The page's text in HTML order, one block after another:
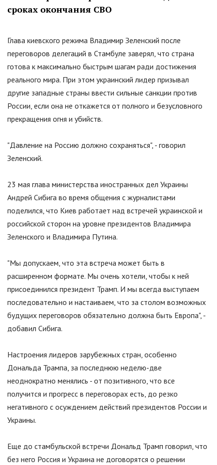
сроках окончания СВО
Глава киевского режима Владимир Зеленский после
переговоров делегаций в Стамбуле заверял, что страна
готова к максимально быстрым шагам ради достижения
реального мира. При этом украинский лидер призывал
другие западные страны ввести сильные санкции против
России, если она не откажется от полного и безусловного
прекращения огня и убийств.
"Давление на Россию должно сохраняться", - говорил
Зеленский.
23 мая глава министерства иностранных дел Украины
Андрей Сибига во время общения с журналистами
поделился, что Киев работает над встречей украинской и
российской сторон на уровне президентов Владимира
Зеленского и Владимира Путина.
"Мы допускаем, что эта встреча может быть в
расширенном формате. Мы очень хотели, чтобы к ней
присоединился президент Трамп. И мы всегда выступаем
последовательно и настаиваем, что за столом возможных
будущих переговоров обязательно должна быть Европа", -
добавил Сибига.
Настроения лидеров зарубежных стран, особенно
Дональда Трампа, за последнюю неделю-две
неоднократно менялись - от позитивного, что все
получится и прогресс в переговорах есть, до резко
негативного с осуждением действий президентов России и
Украины.
Еще до стамбульской встречи Дональд Трамп говорил, что
без него Россия и Украина не договорятся о решении